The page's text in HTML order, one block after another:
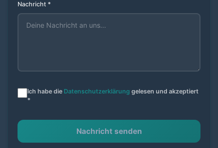
Nachricht *
Ich habe die Datenschutzerklärung gelesen und akzeptiert
*
Nachricht senden